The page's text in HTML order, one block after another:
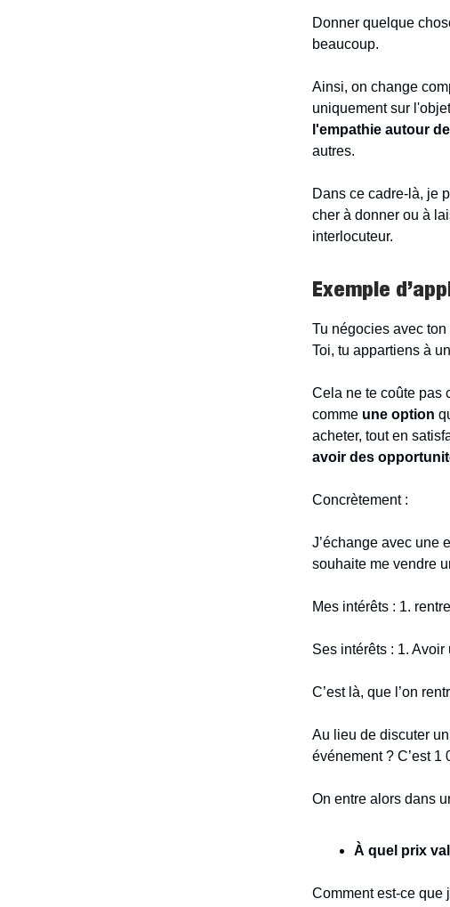
Donner quelque
beaucoup.
Ainsi, on change
uniquement sur
l'empathie autour
autres.
Dans ce cadre-là, je
cher à donner ou à
interlocuteur.
Exemple
Tu négocies avec
Toi, tu appartiens à
Cela ne te coûte pas
comme une option
acheter, tout en
avoir des
Concrètement :
J’échange avec une
souhaite me vendre
Mes intérêts : 1.
Ses intérêts : 1.
C’est là, que l’on
Au lieu de discuter
événement ? C’est 1
On entre alors dans
À quel prix
Comment est-ce que